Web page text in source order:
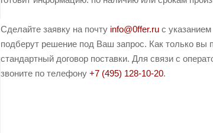
Сделайте заявку на почту info@0ffer.ru с
подберут решение под Ваш запрос. Как только вы
стандартный договор поставки. Для связи с
звоните по телефону +7 (495) 128-10-20.